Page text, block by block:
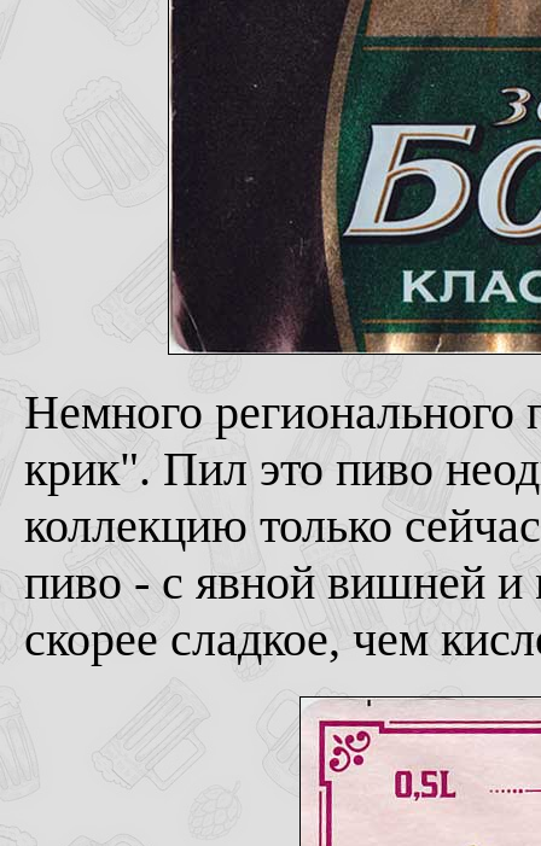
Немного
крик". Пил это пиво
коллекцию только
пиво - с явной вишней и
скорее сладкое, чем